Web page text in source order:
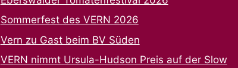
Sommerfest des VERN 2026
Vern zu Gast beim BV Süden
VERN nimmt Ursula-Hudson Preis auf der Slow